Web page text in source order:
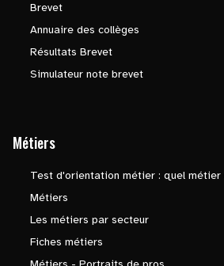
Brevet
Annuaire des collèges
Résultats Brevet
Simulateur note brevet
Métiers
Test d'orientation métier : quel
Métiers
Les métiers par secteur
Fiches métiers